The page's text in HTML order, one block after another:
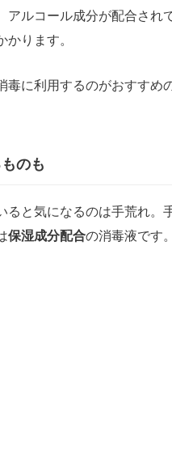
アルコール成分が配合さ
ります。
毒に利用するのがおすすめ
のも
ると気になるのは手荒れ
保湿成分配合の消毒液です